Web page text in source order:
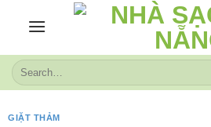
GIẶT THẢM